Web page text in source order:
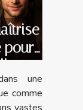
pour
une
comme